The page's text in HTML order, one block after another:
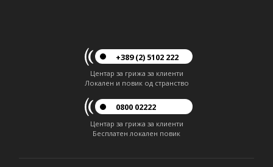
+389 (2) 5102 222
Центар за грижа за клиенти
Локален и повик од странство
0800 02222
Центар за грижа за клиенти
Бесплатен локален повик